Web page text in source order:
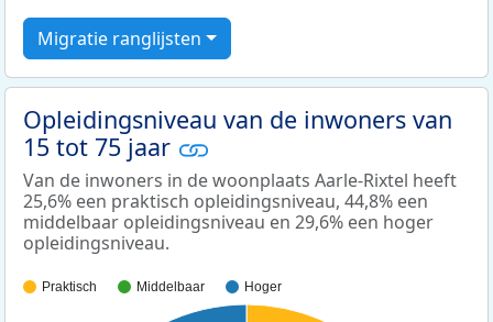
Migratie ranglijsten
Opleidingsniveau van de inwoners van
15 tot 75 jaar
Van de inwoners in de woonplaats Aarle-Rixtel heeft
25,6% een praktisch opleidingsniveau, 44,8% een
middelbaar opleidingsniveau en 29,6% een hoger
opleidingsniveau.
Praktisch Middelbaar Hoger